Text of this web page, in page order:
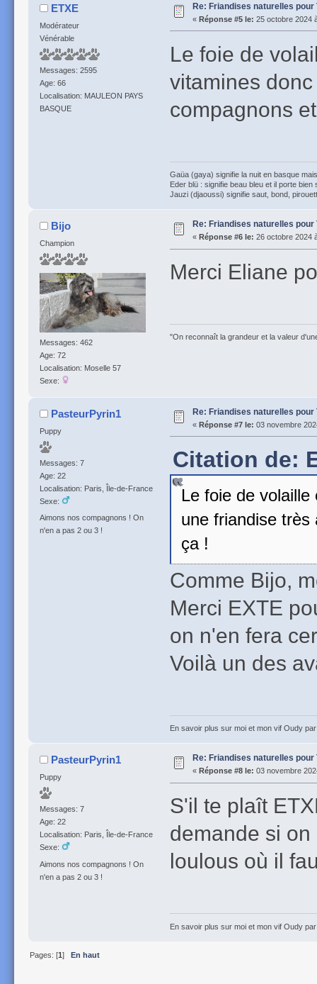
ETXE
Modérateur
Vénérable
Messages: 2595
Age: 66
Localisation: MAULEON PAYS
BASQUE
Re: Friandises naturelles
« Réponse #5 le: 25 octobre 2024
Le foie de
vitamines
compagnons
Gaüa (gaya) signifie la nuit en basque
Eder blü : signifie beau bleu et il porte bien
Jauzi (djaoussi) signifie saut, bond,
Bijo
Champion
Messages: 462
Age: 72
Localisation: Moselle 57
Sexe:
Re: Friandises naturelles
« Réponse #6 le: 26 octobre 2024
Merci Eliane
"On reconnaît la grandeur et la valeur
PasteurPyrin1
Puppy
Messages: 7
Age: 22
Localisation: Paris, Île-de-France
Sexe:
Aimons nos compagnons ! On
n'en a pas 2 ou 3 !
Re: Friandises naturelles
« Réponse #7 le: 03 novembre
Citation de:
Le foie de
une friandise très
ça !
Comme Bijo,
Merci EXTE
on n'en fera
Voilà un des
En savoir plus sur moi et mon vif Oudy
PasteurPyrin1
Puppy
Messages: 7
Age: 22
Localisation: Paris, Île-de-France
Sexe:
Aimons nos compagnons ! On
n'en a pas 2 ou 3 !
Re: Friandises naturelles
« Réponse #8 le: 03 novembre
S'il te plaît
demande si
loulous où il
En savoir plus sur moi et mon vif Oudy
Pages: [1]En haut